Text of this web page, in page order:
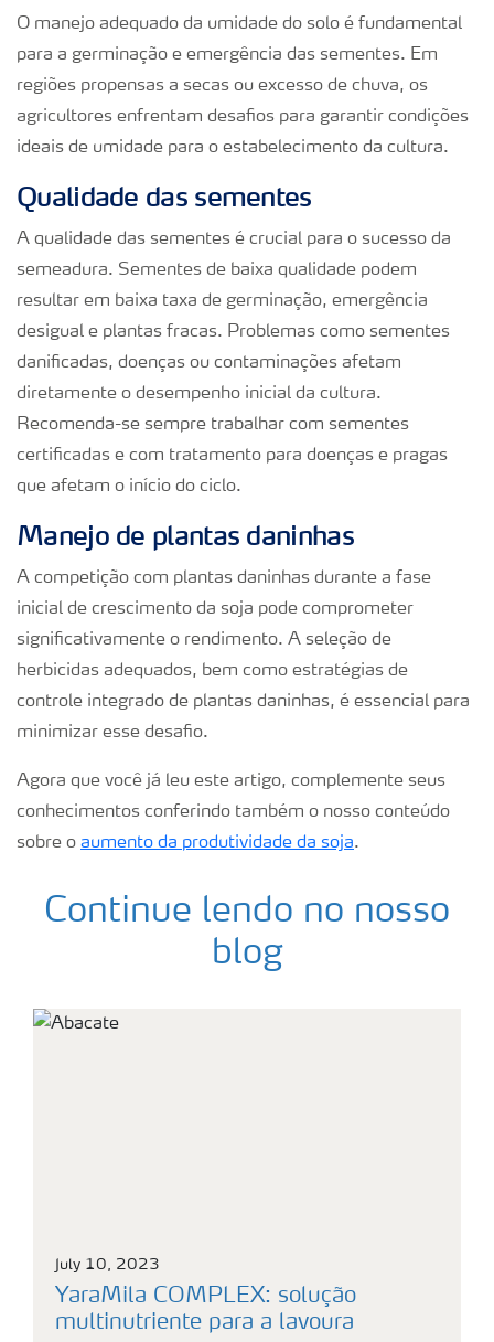
O manejo adequado da umidade do solo é fundamental
para a germinação e emergência das sementes. Em
regiões propensas a secas ou excesso de chuva, os
agricultores enfrentam desafios para garantir condições
ideais de umidade para o estabelecimento da cultura.
Qualidade das sementes
A qualidade das sementes é crucial para o sucesso da
semeadura. Sementes de baixa qualidade podem
resultar em baixa taxa de germinação, emergência
desigual e plantas fracas. Problemas como sementes
danificadas, doenças ou contaminações afetam
diretamente o desempenho inicial da cultura.
Recomenda-se sempre trabalhar com sementes
certificadas e com tratamento para doenças e pragas
que afetam o início do ciclo.
Manejo de plantas daninhas
A competição com plantas daninhas durante a fase
inicial de crescimento da soja pode comprometer
significativamente o rendimento. A seleção de
herbicidas adequados, bem como estratégias de
controle integrado de plantas daninhas, é essencial para
minimizar esse desafio.
Agora que você já leu este artigo, complemente seus
conhecimentos conferindo também o nosso conteúdo
sobre o aumento da produtividade da soja.
Continue lendo no nosso
blog
July 10, 2023
YaraMila COMPLEX: solução
multinutriente para a lavoura